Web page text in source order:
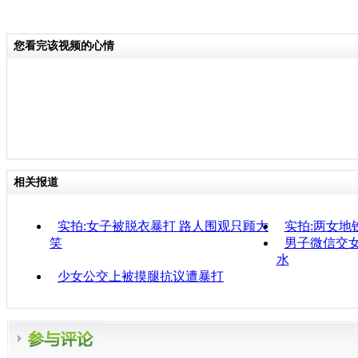
您看完该视频的心情
相关报道
实拍:女子被脱衣暴打 路人围观只顾大
笑
实拍:两女地
男子微信交
水
少女公交上被摸腿抗议遭暴打